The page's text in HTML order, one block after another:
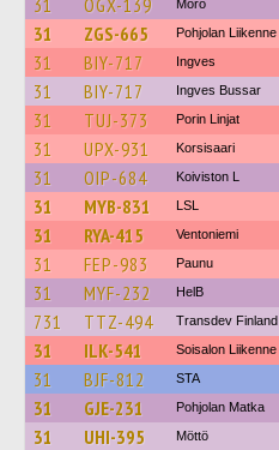
31 OGX-139 Mörö
31 ZGS-665 Pohjolan Liikenne
31 BIY-717 Ingves
31 BIY-717 Ingves Bussar
31 TUJ-373 Porin Linjat
31 UPX-931 Korsisaari
31 OIP-684 Koiviston L
31 MYB-831 LSL
31 RYA-415 Ventoniemi
31 FEP-983 Paunu
31 MYF-232 HelB
731 TTZ-494 Transdev Finland
31 ILK-541 Soisalon Liikenne
31 BJF-812 STA
31 GJE-231 Pohjolan Matka
31 UHI-395 Möttö